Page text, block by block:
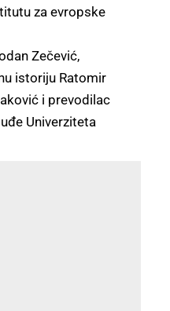
za evropske
Zečević,
istoriju Ratomir
i prevodilac
Univerziteta